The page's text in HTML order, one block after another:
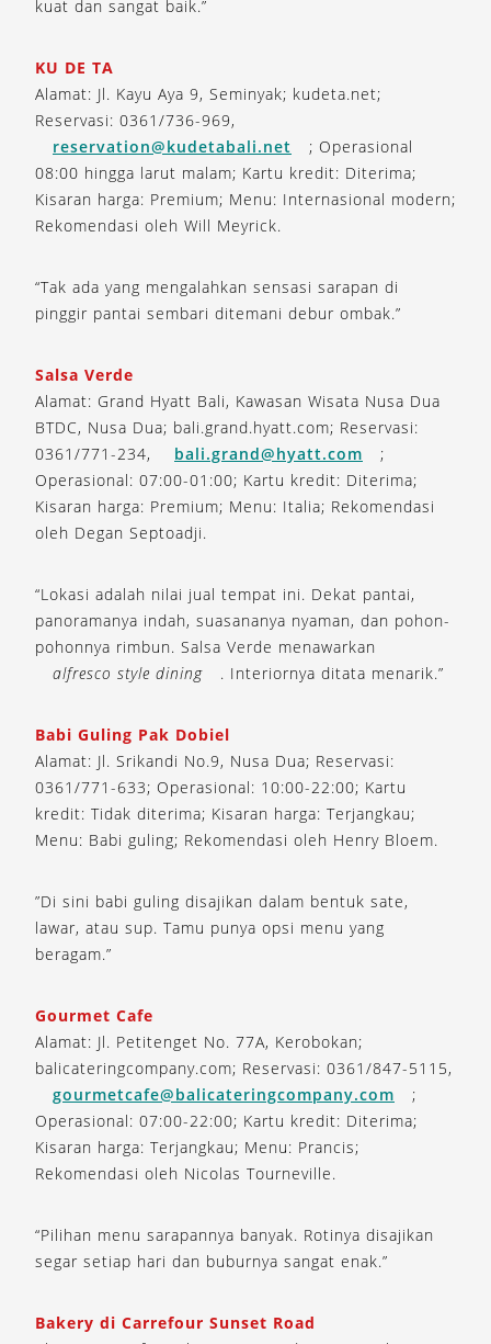
kuat dan sangat baik.”
KU DE TA
Alamat: Jl. Kayu Aya 9, Seminyak; kudeta.net;
Reservasi: 0361/736-969,
reservation@kudetabali.net
; Operasional
08:00 hingga larut malam; Kartu kredit: Diterima;
Kisaran harga: Premium; Menu: Internasional modern;
Rekomendasi oleh Will Meyrick.
“Tak ada yang mengalahkan sensasi sarapan di
pinggir pantai sembari ditemani debur ombak.”
Salsa Verde
Alamat: Grand Hyatt Bali, Kawasan Wisata Nusa Dua
BTDC, Nusa Dua; bali.grand.hyatt.com; Reservasi:
0361/771-234,
bali.grand@hyatt.com
;
Operasional: 07:00-01:00; Kartu kredit: Diterima;
Kisaran harga: Premium; Menu: Italia; Rekomendasi
oleh Degan Septoadji.
“Lokasi adalah nilai jual tempat ini. Dekat pantai,
panoramanya indah, suasananya nyaman, dan pohon-
pohonnya rimbun. Salsa Verde menawarkan
alfresco style dining
. Interiornya ditata menarik.”
Babi Guling Pak Dobiel
Alamat: Jl. Srikandi No.9, Nusa Dua; Reservasi:
0361/771-633; Operasional: 10:00-22:00; Kartu
kredit: Tidak diterima; Kisaran harga: Terjangkau;
Menu: Babi guling; Rekomendasi oleh Henry Bloem.
”Di sini babi guling disajikan dalam bentuk sate,
lawar, atau sup. Tamu punya opsi menu yang
beragam.”
Gourmet Cafe
Alamat: Jl. Petitenget No. 77A, Kerobokan;
balicateringcompany.com; Reservasi: 0361/847-5115,
gourmetcafe@balicateringcompany.com
;
Operasional: 07:00-22:00; Kartu kredit: Diterima;
Kisaran harga: Terjangkau; Menu: Prancis;
Rekomendasi oleh Nicolas Tourneville.
“Pilihan menu sarapannya banyak. Rotinya disajikan
segar setiap hari dan buburnya sangat enak.”
Bakery di Carrefour Sunset Road